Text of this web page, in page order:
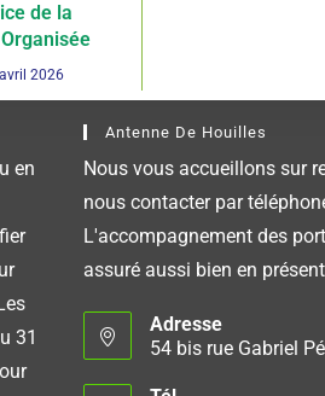
de la
2026
en
31
Antenne De Houilles
Nous vous accueillons sur
nous contacter par
L'accompagnement des
assuré aussi bien en
Adresse
54 bis rue Gabriel